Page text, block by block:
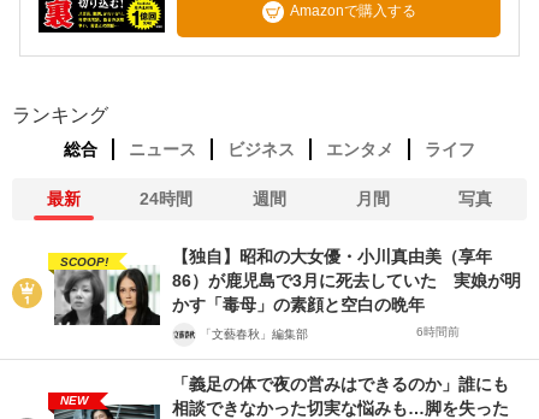
Amazonで購入する
ランキング
総合 ニュース ビジネス エンタメ ライフ
最新 24時間 週間 月間 写真
SCOOP!
【独自】昭和の大女優・小川真由美（享年
86）が鹿児島で3月に死去していた 実娘が明
かす「毒母」の素顔と空白の晩年
「文藝春秋」編集部 6時間前
NEW
「義足の体で夜の営みはできるのか」誰にも
相談できなかった切実な悩みも…脚を失った